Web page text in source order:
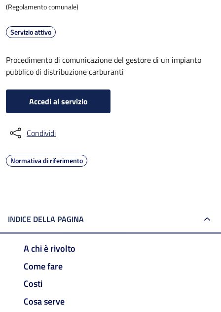
(Regolamento comunale)
Servizio attivo
Procedimento di comunicazione del gestore di un impianto
pubblico di distribuzione carburanti
Accedi al servizio
Condividi
Normativa di riferimento
INDICE DELLA PAGINA
A chi è rivolto
Come fare
Costi
Cosa serve